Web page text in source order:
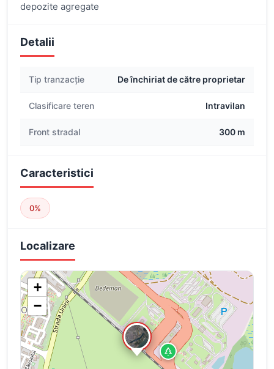
depozite agregate
Detalii
Tip tranzacție De închiriat de către proprietar
Clasificare teren Intravilan
Front stradal 300 m
Caracteristici
0%
Localizare
+
−